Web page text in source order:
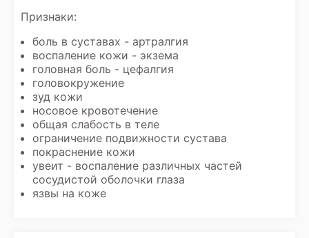
Признаки:
боль в суставах - артралгия
воспаление кожи - экзема
головная боль - цефалгия
головокружение
зуд кожи
носовое кровотечение
общая слабость в теле
ограничение подвижности сустава
покраснение кожи
увеит - воспаление различных частей
сосудистой оболочки глаза
язвы на коже